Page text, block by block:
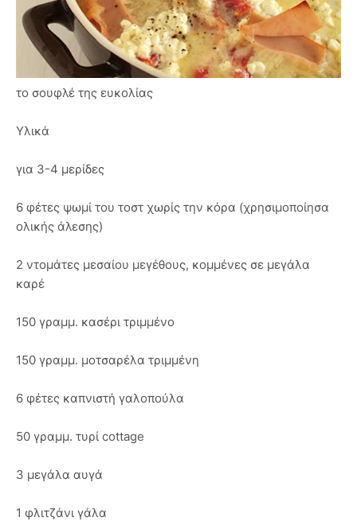
το σουφλέ της ευκολίας
Υλικά
για 3-4 μερίδες
6 φέτες ψωμί του τοστ χωρίς την κόρα (χρησιμοποίησα
ολικής άλεσης)
2 ντομάτες μεσαίου μεγέθους, κομμένες σε μεγάλα
καρέ
150 γραμμ. κασέρι τριμμένο
150 γραμμ. μοτσαρέλα τριμμένη
6 φέτες καπνιστή γαλοπούλα
50 γραμμ. τυρί cottage
3 μεγάλα αυγά
1 φλιτζάνι γάλα